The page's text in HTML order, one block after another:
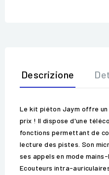
Descrizione
Le kit piéton Jaym offre
prix ! Il dispose d'une
fonctions permettant de
lecture des pistes. Son
ses appels en mode
Ecouteurs intra-